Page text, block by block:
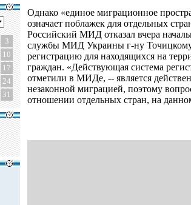
3
10
17
24
31
Однако «единое миграционное
означает поблажек для отдельных
Российский МИД отказал вчера
службы МИД Украины г-ну Точицкому
регистрацию для находящихся на
граждан. «Действующая система
отметили в МИДе, -- является
незаконной миграцией, поэтому
отношении отдельных стран, на